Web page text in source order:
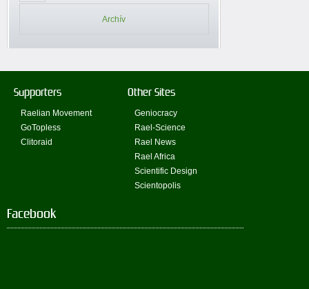
Archív
Supporters
Raelian Movement
GoTopless
Clitoraid
Other Sites
Geniocracy
Rael-Science
Rael News
Rael Africa
Scientific Design
Scientopolis
Facebook